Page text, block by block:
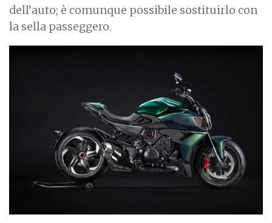
dell’auto; è comunque possibile sostituirlo con
la sella passeggero.